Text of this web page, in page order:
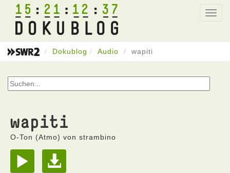
15 21 12 37
Dokublog Audio wapiti
wapiti
O-Ton (Atmo) von strambino